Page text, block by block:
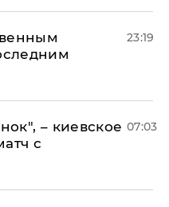
23:19
– киевское
с
07:03